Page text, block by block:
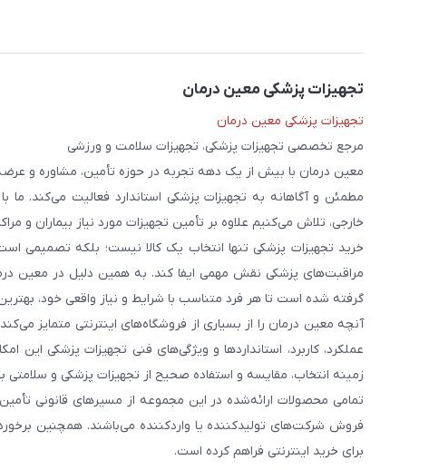
تجهیزات پزشکی معین درمان
تجهیزات پزشکی معین درمان
مرجع تخصصی تجهیزات پزشکی، تجهیزات سلامت و ورزشی
معین درمان با بیش از یک دهه تجربه در حوزه تأمین، مشاوره و
مطمئن و آگاهانه به تجهیزات پزشکی استاندارد فعالیت می‌کند.
خارجی، تلاش می‌کنیم علاوه بر تأمین تجهیزات مورد نیاز بیماران و
خرید تجهیزات پزشکی تنها انتخاب یک کالا نیست؛ بلکه تصمیمی
مراقبت‌های پزشکی نقش مهمی ایفا کند. به همین دلیل در معین
گرفته شده است تا هر فرد متناسب با شرایط و نیاز واقعی خود،
آنچه معین درمان را از بسیاری از فروشگاه‌های اینترنتی متمایز
عملکرد، کاربرد، استانداردها و ویژگی‌های فنی تجهیزات پزشکی
زمینه انتخاب، مقایسه و استفاده صحیح از تجهیزات پزشکی و سلامتی
تمامی محصولات ارائه‌شده در این مجموعه از مسیرهای قانونی
فروش شرکت‌های تولیدکننده یا واردکننده می‌باشند. همچنین
برای خرید اینترنتی فراهم کرده است.